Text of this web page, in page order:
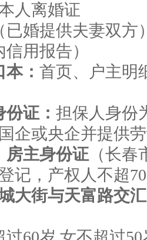
人离婚证
已婚提供夫妻双
信用报告）
： 首页、户主明
证： 担保人身份
企或央企并提供
房主身份证 （长
记，产权人不超70
大街与天富路交